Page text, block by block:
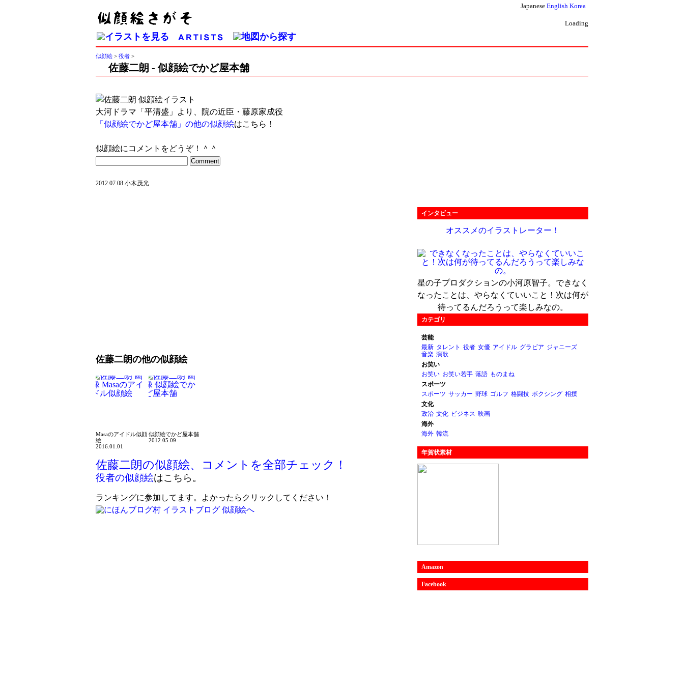
Japanese English Korea
Loading
似顔絵 > 役者 >
佐藤二朗 - 似顔絵でかど屋本舗
大河ドラマ「平清盛」より、院の近臣・藤原家成役
「似顔絵でかど屋本舗」の他の似顔絵はこちら！
似顔絵にコメントをどうぞ！＾＾
2012.07.08 小木茂光
佐藤二朗の他の似顔絵
Masaのアイドル似顔
絵
2016.01.01
似顔絵でかど屋本舗
2012.05.09
佐藤二朗の似顔絵、コメントを全部チェック！
役者の似顔絵はこちら。
ランキングに参加してます。よかったらクリックしてください！
インタビュー
オススメのイラストレーター！
星の子プロダクションの小河原智子。できなく
なったことは、やらなくていいこと！次は何が
待ってるんだろうって楽しみなの。
カテゴリ
芸能
最新 タレント 役者 女優 アイドル グラビア ジャニーズ
音楽 演歌
お笑い
お笑い お笑い若手 落語 ものまね
スポーツ
スポーツ サッカー 野球 ゴルフ 格闘技 ボクシング 相撲
文化
政治 文化 ビジネス 映画
海外
海外 韓流
年賀状素材
Amazon
Facebook